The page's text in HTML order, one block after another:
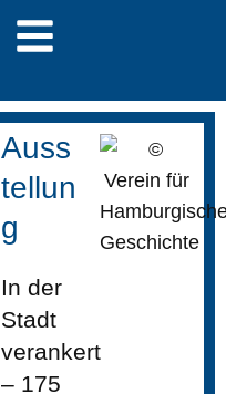
Auss
tellun
g
In der
Stadt
verankert
– 175